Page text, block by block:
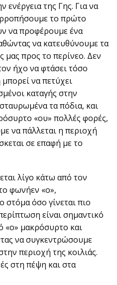
ενέργεια της Γης. Για να
το πρώτο
να προφέρουμε ένα
να κατευθύνουμε τα
μας προς το περίνεο. Δεν
ήχο να φτάσει τόσο
να πετύχει
καταγής στην
τα πόδια, και
«ου» πολλές φορές,
να πάλλεται η περιοχή
σε επαφή με το
λίγο κάτω από τον
φωνήεν «ο»,
όσο γίνεται πιο
είναι σημαντικό
«ο» μακρόσυρτο και
να συγκεντρώσουμε
περιοχή της κοιλιάς.
στη πέψη και στα